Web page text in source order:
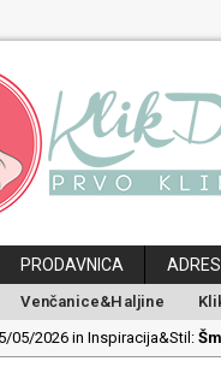
PRODAVNICA
Venčanice&Haljine
05/2026 in Inspiracija&Stil: